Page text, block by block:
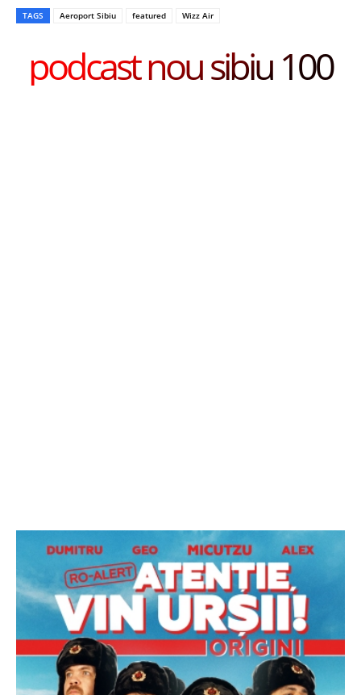
TAGS Aeroport Sibiu featured Wizz Air
podcast nou sibiu 100